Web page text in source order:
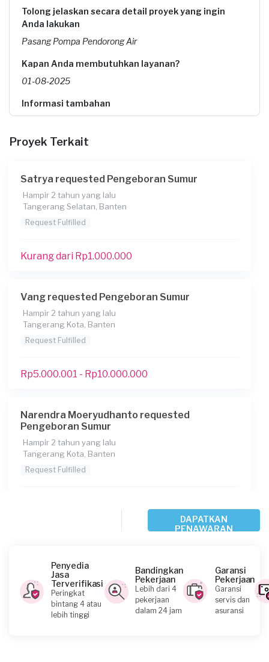
Tolong jelaskan secara detail proyek yang ingin
Anda lakukan
Pasang Pompa Pendorong Air
Kapan Anda membutuhkan layanan?
01-08-2025
Informasi tambahan
Kurang dari Rp1.000.000
Proyek Terkait
Satrya requested Pengeboran Sumur
Hampir 2 tahun yang lalu
Tangerang Selatan, Banten
Request Fulfilled
Kurang dari Rp1.000.000
Vang requested Pengeboran Sumur
Hampir 2 tahun yang lalu
Tangerang Kota, Banten
Request Fulfilled
Rp5.000.001 - Rp10.000.000
Narendra Moeryudhanto requested
Pengeboran Sumur
Hampir 2 tahun yang lalu
Tangerang Kota, Banten
Request Fulfilled
Hampir 2 tahun yang lalu
Tangerang Kabupaten, Banten
Request Fulfilled
Rp2.500.001 - Rp5.000.000
DAPATKAN
PENAWARAN
Penyedia
Jasa
Terverifikasi
Peringkat
bintang 4 atau
lebih tinggi
Bandingkan
Pekerjaan
Lebih dari 4
pekerjaan
dalam 24 jam
Garansi
Pekerjaan
Garansi
servis dan
asuransi